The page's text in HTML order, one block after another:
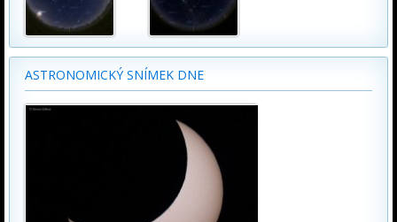
ASTRONOMICKÝ SNÍMEK DNE